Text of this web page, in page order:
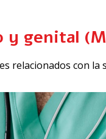
y genital
relacionados con